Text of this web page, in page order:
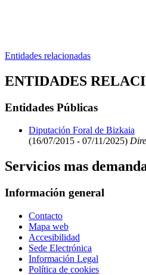
Entidades relacionadas
ENTIDADES
Entidades Públicas
Diputación Foral de Bizkaia
(16/07/2015 - 07/11/2025)
Servicios mas
Información general
Contacto
Mapa web
Accesibilidad
Sede Electrónica
Información Legal
Política de cookies